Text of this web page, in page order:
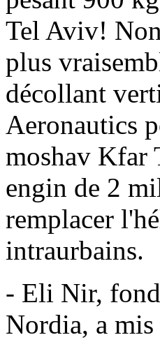
Tel Aviv!
plus
décollant
Aeronautics
moshav Kfar
engin de 2
remplacer
intraurbains.
- Eli Nir,
Nordia, a